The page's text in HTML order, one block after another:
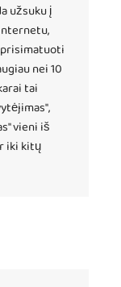
užsuku į
nei 10
tai
vieni iš
iki kitų